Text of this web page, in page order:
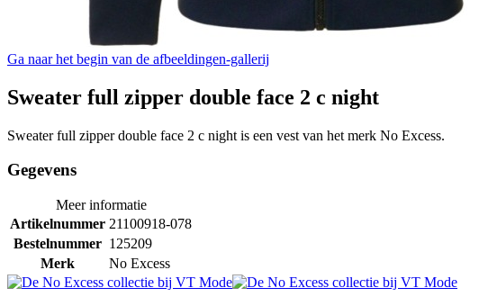
Ga naar het begin van de afbeeldingen-gallerij
Sweater full zipper double face 2 c night
Sweater full zipper double face 2 c night is een vest van het merk No Excess.
Gegevens
Meer informatie
Artikelnummer 21100918-078
Bestelnummer 125209
Merk
No Excess